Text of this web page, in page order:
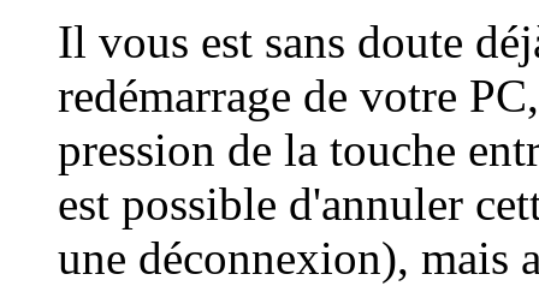
Il vous est sans doute
redémarrage de votre
pression de la touche
est possible d'annuler
une déconnexion), mais